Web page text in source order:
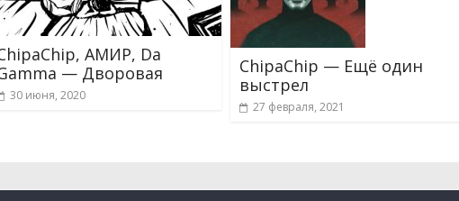
АМИР, Da
— Дворовая
30 июня, 2020
ChipaChip — Ещё один
выстрел
27 февраля, 2021